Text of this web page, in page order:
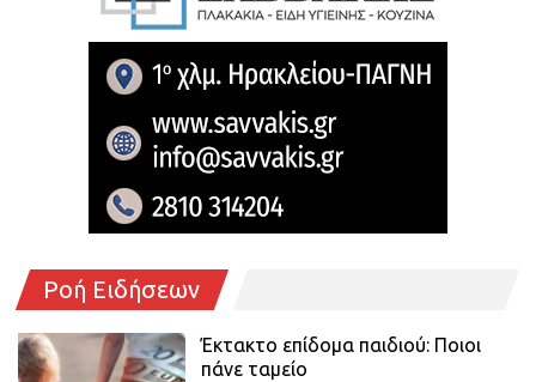
Ροή Ειδήσεων
Έκτακτο επίδομα παιδιού: Ποιοι
πάνε ταμείο